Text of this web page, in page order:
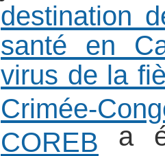
destination
santé en
virus de la
Crimée-
COREB
a